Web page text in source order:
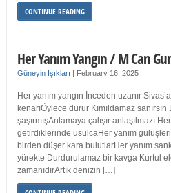
CONTINUE READING
Her Yanım Yangın / M Can
Güneyin Işıkları | February 16, 2025
Her yanım yangın İnceden uzanır
kenarıÖylece durur Kımıldamaz
şaşırmışAnlamaya çalışır anlaşılmazı
getirdiklerinde usulcaHer yanım gülüşleri
birden düşer kara bulutlarHer yanım
yürekte Durdurulamaz bir kavga Kurtul
zamanıdırArtık denizin […]